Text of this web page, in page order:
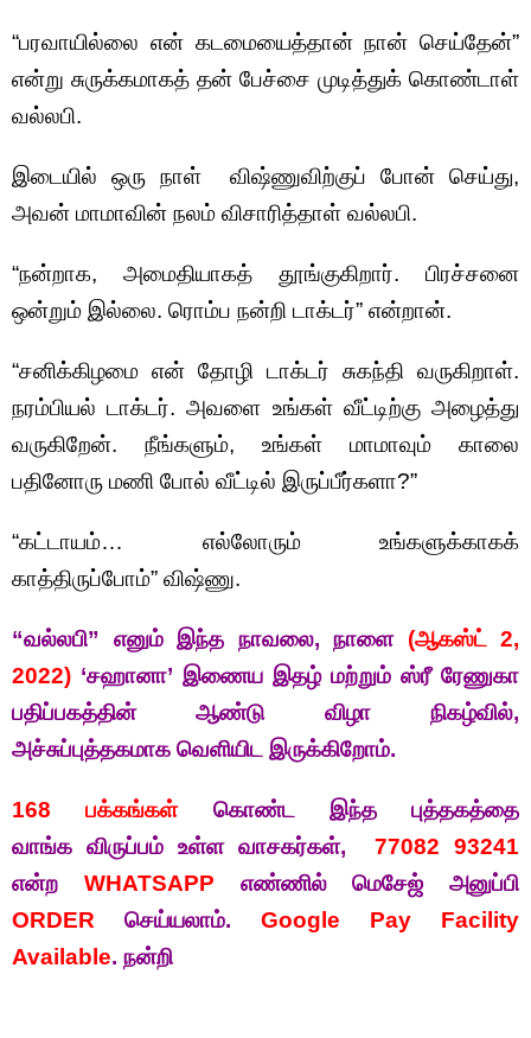
“பரவாயில்லை என் கடமையைத்தான் நான் செய்தேன்”
என்று சுருக்கமாகத் தன் பேச்சை முடித்துக் கொண்டாள்
வல்லபி.
இடையில் ஒரு நாள் விஷ்ணுவிற்குப் போன் செய்து,
அவன் மாமாவின் நலம் விசாரித்தாள் வல்லபி.
“நன்றாக, அமைதியாகத் தூங்குகிறார். பிரச்சனை
ஒன்றும் இல்லை. ரொம்ப நன்றி டாக்டர்” என்றான்.
“சனிக்கிழமை என் தோழி டாக்டர் சுகந்தி வருகிறாள்.
நரம்பியல் டாக்டர். அவளை உங்கள் வீட்டிற்கு அழைத்து
வருகிறேன். நீங்களும், உங்கள் மாமாவும் காலை
பதினோரு மணி போல் வீட்டில் இருப்பீர்களா?”
“கட்டாயம்… எல்லோரும் உங்களுக்காகக்
காத்திருப்போம்” விஷ்ணு.
“வல்லபி” எனும் இந்த நாவலை, நாளை (ஆகஸ்ட் 2,
2022) ‘சஹானா’ இணைய இதழ் மற்றும் ஸ்ரீ ரேணுகா
பதிப்பகத்தின் ஆண்டு விழா நிகழ்வில்,
அச்சுப்புத்தகமாக வெளியிட இருக்கிறோம்.
168 பக்கங்கள்கொண்ட இந்த புத்தகத்தை
வாங்க விருப்பம் உள்ள வாசகர்கள், 77082 93241
என்ற WHATSAPP எண்ணில் மெசேஜ் அனுப்பி
ORDER செய்யலாம். Google Pay Facility
Available. நன்றி